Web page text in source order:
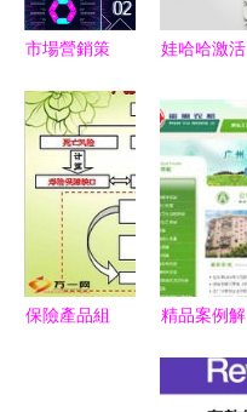
市場營銷策
模板 從熊
貓辦公高效
下載到專業
應用
娃哈哈激活
年度市場營
銷策劃方案
保險產品組
精品案例解
絡如何打造